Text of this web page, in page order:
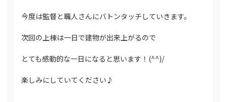
今度は監督と職人さんにバトンタッチしていきます。
次回の上棟は一日で建物が出来上がるので
とても感動的な一日になると思います！(^^)/
楽しみにしていてください♪